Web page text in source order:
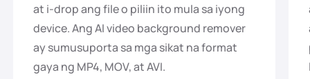
at i-drop ang file o piliin ito mula sa iyong
device. Ang AI video background remover
ay sumusuporta sa mga sikat na format
gaya ng MP4, MOV, at AVI.